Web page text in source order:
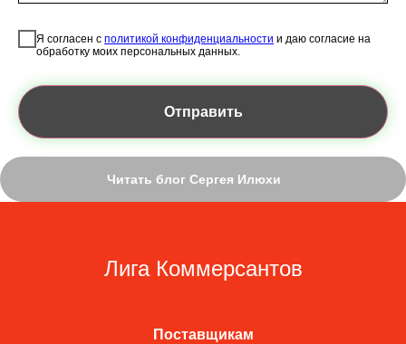
Я согласен с политикой конфиденциальности и даю согласие на
обработку моих персональных данных.
Отправить
Читать блог Сергея Илюхи
Лига Коммерсантов
Поставщикам